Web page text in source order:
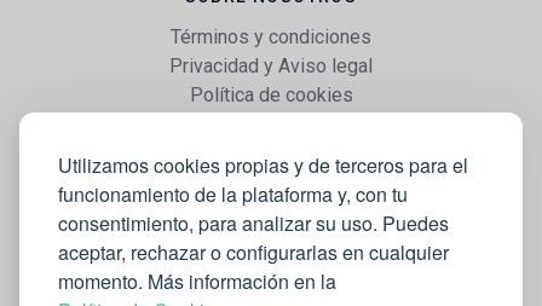
Utilizamos cookies propias y de terceros para el
funcionamiento de la plataforma y, con tu
consentimiento, para analizar su uso. Puedes
aceptar, rechazar o configurarlas en cualquier
momento. Más información en la
Términos y condiciones
Privacidad y Aviso legal
Política de cookies
WEB
Vender libros
Mi cuenta
Comprar libros